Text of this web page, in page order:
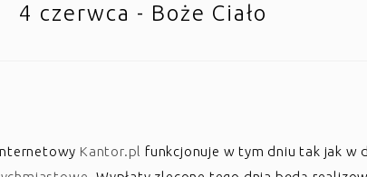
4 czerwca - Boże Ciało
Kantor.pl funkcjonuje w tym dniu tak jak w